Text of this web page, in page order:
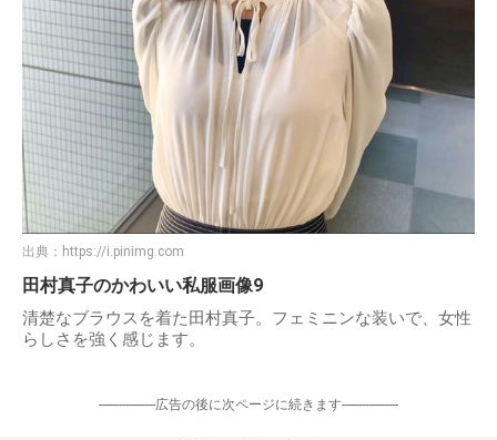
出典： https://i.pinimg.com
田村真子のかわいい私服画像9
清楚なブラウスを着た田村真子。フェミニンな装いで、女性
らしさを強く感じます。
-----------------広告の後に次ページに続きます-----------------